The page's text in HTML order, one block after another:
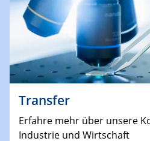
Transfer
Erfahre mehr über unsere
Industrie und Wirtschaft